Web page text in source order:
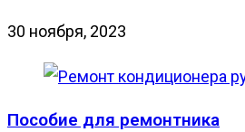
30 ноября, 2023
Пособие для ремонтника